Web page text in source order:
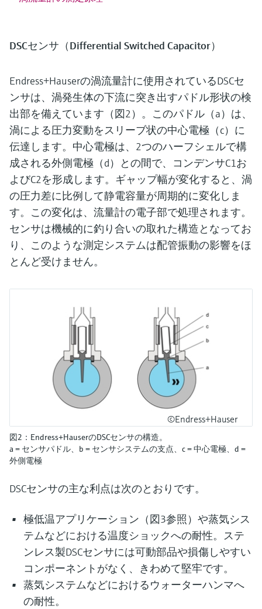
DSCセンサ（Differential Switched Capacitor）
Endress+Hauserの渦流量計に使用されているDSCセ
ンサは、渦発生体の下流に突き出すパドル形状の検
出部を備えています（図2）。このパドル（a）は、
渦による圧力変動をスリーブ状の中心電極（c）に
伝達します。中心電極は、2つのハーフシェルで構
成される外側電極（d）との間で、コンデンサC1お
よびC2を形成します。ギャップ幅が変化すると、渦
の圧力差に比例して静電容量が周期的に変化しま
す。この変化は、流量計の電子部で処理されます。
センサは機械的に釣り合いの取れた構造となってお
り、このような測定システムは配管振動の影響をほ
とんど受けません。
©Endress+Hauser
図2：Endress+HauserのDSCセンサの構造。
a = センサパドル、b = センサシステムの支点、c = 中心電極、d =
外側電極
DSCセンサの主な利点は次のとおりです。
極低温アプリケーション（図3参照）や蒸気シス
テムなどにおける温度ショックへの耐性。ステ
ンレス製DSCセンサには可動部品や損傷しやすい
コンポーネントがなく、きわめて堅牢です。
蒸気システムなどにおけるウォーターハンマへ
の耐性。